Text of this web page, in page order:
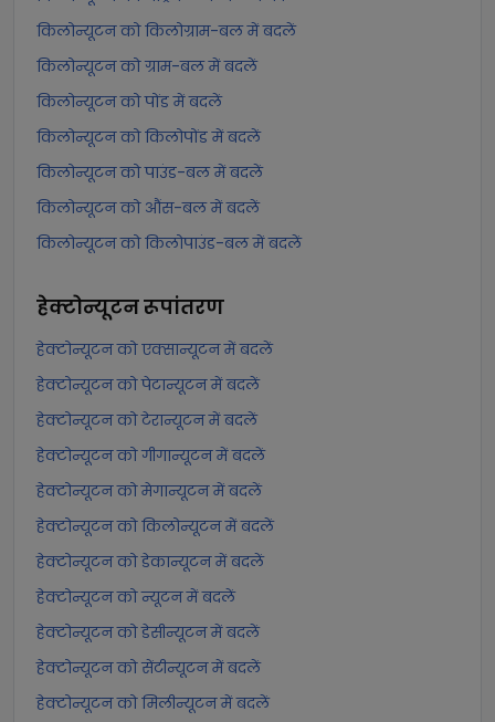
किलोन्यूटन को किलोग्राम-बल में बदलें
किलोन्यूटन को ग्राम-बल में बदलें
किलोन्यूटन को पोंड में बदलें
किलोन्यूटन को किलोपोंड में बदलें
किलोन्यूटन को पाउंड-बल में बदलें
किलोन्यूटन को औंस-बल में बदलें
किलोन्यूटन को किलोपाउंड-बल में बदलें
हेक्टोन्यूटनरूपांतरण
हेक्टोन्यूटन को एक्सान्यूटन में बदलें
हेक्टोन्यूटन को पेटान्यूटन में बदलें
हेक्टोन्यूटन को टेरान्यूटन में बदलें
हेक्टोन्यूटन को गीगान्यूटन में बदलें
हेक्टोन्यूटन को मेगान्यूटन में बदलें
हेक्टोन्यूटन को किलोन्यूटन में बदलें
हेक्टोन्यूटन को डेकान्यूटन में बदलें
हेक्टोन्यूटन को न्यूटन में बदलें
हेक्टोन्यूटन को डेसीन्यूटन में बदलें
हेक्टोन्यूटन को सेंटीन्यूटन में बदलें
हेक्टोन्यूटन को मिलीन्यूटन में बदलें